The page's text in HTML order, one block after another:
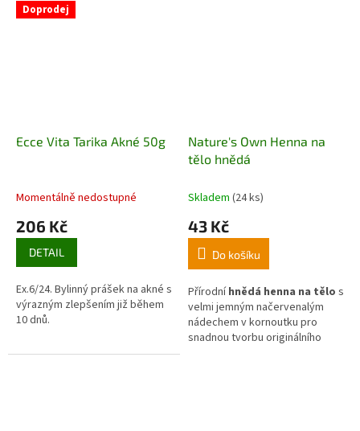
Doprodej
Ecce Vita Tarika Akné 50g
Momentálně nedostupné
206 Kč
DETAIL
Ex.6/24. Bylinný prášek na akné s
výrazným zlepšením již během
10 dnů.
Nature's Own Henna na
tělo hnědá
Skladem (24 ks)
43 Kč
Do košíku
Přírodníhnědá henna na tělo s
velmi jemným načervenalým
nádechem v kornoutku pro
snadnou tvorbu originálního